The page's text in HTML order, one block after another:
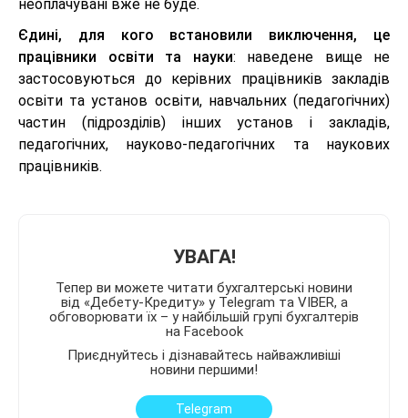
неоплачувані вже не буде.
Єдині, для кого встановили виключення, це
працівники освіти та науки: наведене вище не
застосовуються до керівних працівників закладів
освіти та установ освіти, навчальних (педагогічних)
частин (підрозділів) інших установ і закладів,
педагогічних, науково-педагогічних та наукових
працівників.
УВАГА!
Тепер ви можете читати бухгалтерські новини
від «Дебету-Кредиту» у Telegram та VIBER, а
обговорювати їх – у найбільшій групі бухгалтерів
на Facebook
Приєднуйтесь і дізнавайтесь найважливіші
новини першими!
Telegram